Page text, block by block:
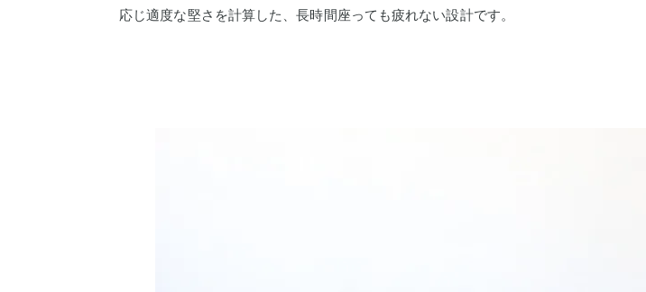
応じ適度な堅さを計算した、長時間座っても疲れない設計です。